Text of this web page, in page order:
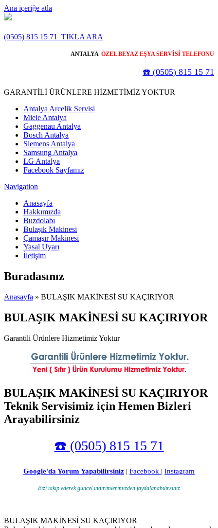
Ana içeriğe atla
(0505) 815 15 71 TIKLA ARA
ANTALYA ÖZEL BEYAZ EŞYA SERVİSİ TELEFONU
☎️ (0505) 815 15 71
GARANTİLİ ÜRÜNLERE HİZMETİMİZ YOKTUR
Antalya Arcelik Servisi
Miele Antalya
Gaggenau Antalya
Bosch Antalya
Siemens Antalya
Samsung Antalya
LG Antalya
Facebook Sayfamız
Navigation
Anasayfa
Hakkımızda
Buzdolabı
Bulaşık Makinesi
Çamaşır Makinesi
Yasal Uyarı
İletişim
Buradasınız
Anasayfa » BULAŞIK MAKİNESİ SU KAÇIRIYOR
BULAŞIK MAKİNESİ SU KAÇIRIYOR
Garantili Ürünlere Hizmetimiz Yoktur
BULAŞIK MAKİNESİ SU KAÇIRIYOR
Teknik Servisimiz için Hemen Bizleri
Arayabilirsiniz
☎️ (0505) 815 15 71
Google'da Yorum Yapabilirsiniz | Facebook | Instagram
Bizi takip ederek güncel indirimlerimizden faydalanabilirsiniz
BULAŞIK MAKİNESİ SU KAÇIRIYOR